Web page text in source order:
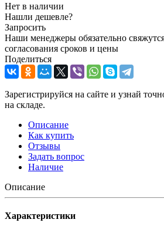
Нет в наличии
Нашли дешевле?
Запросить
Наши менеджеры обязательно
согласования сроков и цены
Поделиться
Зарегистрируйся на сайте и узнай
на складе.
Описание
Как купить
Отзывы
Задать вопрос
Наличие
Описание
Характеристики